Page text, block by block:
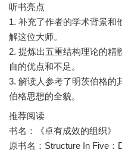
听书亮点
1. 补充了作者的学术背景和
解这位大师。
2. 提炼出五重结构理论的精
自的优点和不足。
3. 解读人参考了明茨伯格的
推荐阅读
书名：《卓有成效的组织》
原书名：Structure In Five：